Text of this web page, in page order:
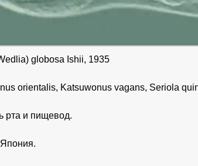
globosa Ishii, 1935
orientalis, Katsuwonus vagans, Seriola
рта и пищевод.